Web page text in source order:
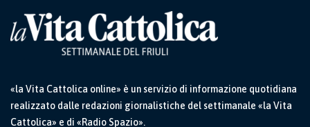
«la Vita Cattolica online» è un servizio di informazione quotidiana
realizzato dalle redazioni giornalistiche del settimanale «la Vita
Cattolica» e di «Radio Spazio».